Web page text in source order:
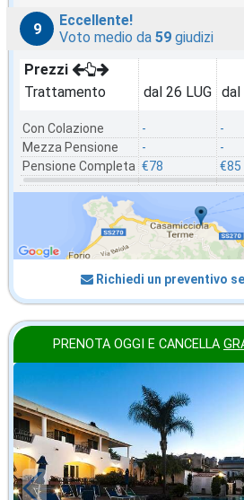
9
Eccellente!
Voto medio da 59 giudizi
Prezzi
Trattamento
Con Colazione
Mezza Pensione
Pensione Completa
dal 26 LUG
-
-
€78
dal
-
-
€85
Richiedi un preventivo
PRENOTA OGGI E CANCELLA
agosto
in offerta da
€92,71
a notte